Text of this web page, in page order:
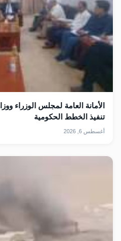
الأمانة العامة لمجلس الوزراء
تنفيذ الخطط الحكومية
أغسطس 6, 2026